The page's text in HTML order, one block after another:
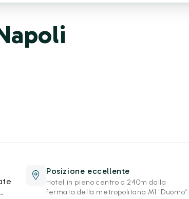
Posizione eccellente
Hotel in pieno centro a 240m dalla
fermata della metropolitana M1 "Duomo".